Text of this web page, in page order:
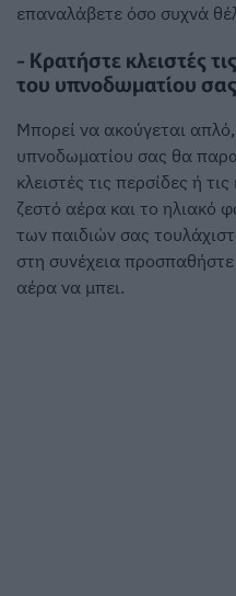
επαναλάβετε όσο συχνά
- Κρατήστε κλειστές
του υπνοδωματίου σας
Μπορεί να ακούγεται
υπνοδωματίου σας θα
κλειστές τις περσίδες ή
ζεστό αέρα και το ηλιακό
των παιδιών σας
στη συνέχεια
αέρα να μπει.